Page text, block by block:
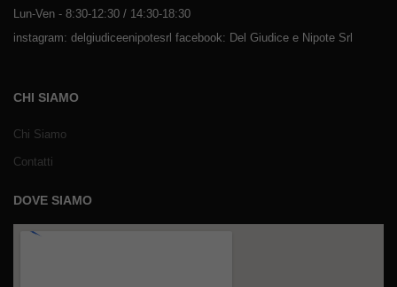
Lun-Ven - 8:30-12:30 / 14:30-18:30
instagram: delgiudiceenipotesrl facebook: Del Giudice e Nipote Srl
CHI SIAMO
Chi Siamo
Contatti
DOVE SIAMO